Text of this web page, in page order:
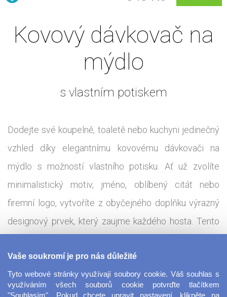
Kovový dávkovač na
mýdlo
s vlastním potiskem
Dodejte své koupelně, toaletě nebo kuchyni jedinečný
vzhled díky elegantnímu kovovému dávkovači na
mýdlo s možností vlastního potisku. Ať už zvolíte
minimalistický motiv, jméno, oblíbený citát nebo
firemní logo, vytvoříte z obyčejného doplňku výrazný
designový prvek, který zaujme každého hosta. Tento
odolností a moderním vzhledem. Díky pevnému tělu a
kvalitnímu dávkovacímu mechanismu je vhodný pro
každodenní použití nejen doma, ale i v kanceláři, hotelu
Vaše soukromí je pro nás důležité
Tyto webové stránky využívají soubory cookie. Váš souhlas s
využíváním všech souborů cookie potvrďte tlačítkem
"Souhlasím". Pokud chcete upravit nastavení, klikněte na